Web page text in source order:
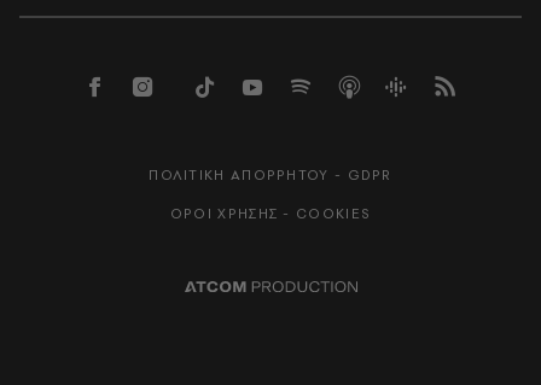
ΠΟΛΙΤΙΚΗ ΑΠΟΡΡΗΤΟΥ - GDPR
ΟΡΟΙ ΧΡΗΣΗΣ - COOKIES